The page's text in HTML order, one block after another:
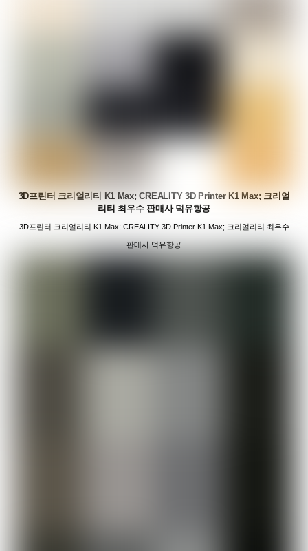
3D프린터 크리얼리티 K1 Max; CREALITY 3D Printer K1 Max; 크리얼
리티 최우수 판매사 덕유항공
3D프린터 크리얼리티 K1 Max; CREALITY 3D Printer K1 Max; 크리얼리티 최우수
판매사 덕유항공